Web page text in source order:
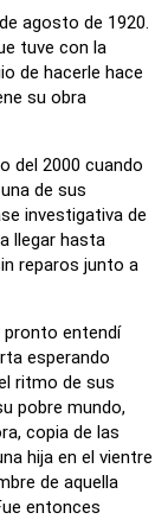
agosto de 1920.
tuve con la
de hacerle hace
su obra
del 2000 cuando
de sus
investigativa de
llegar hasta
reparos junto a
pronto entendí
esperando
ritmo de sus
pobre mundo,
copia de las
hija en el vientre
de aquella
entonces